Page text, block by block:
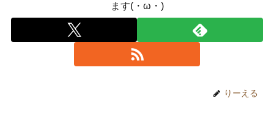
ます(・ω・)
りーえる